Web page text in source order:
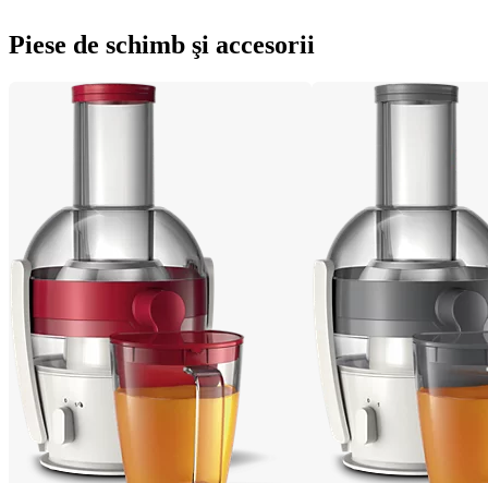
Piese de schimb şi accesorii